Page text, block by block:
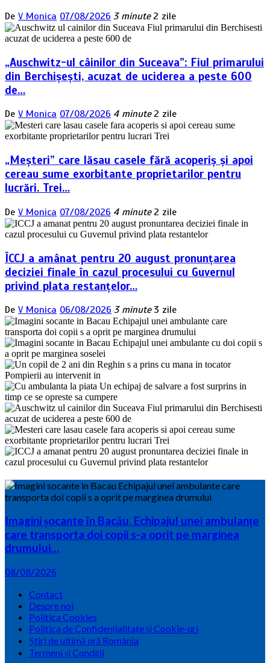
De V Monica 07/08/2026 3 minute 2 zile
„Auschwitz-ul câinilor din Suceava”: Fiul primarului
din Berchișești, acuzat de uciderea a peste 600
de…
De V Monica 07/08/2026 4 minute 2 zile
„Meșteri” care lăsau casele fără acoperiș și apoi
cereau sume exorbitante proprietarilor pentru
lucrări. Trei…
De V Monica 07/08/2026 4 minute 2 zile
ÎCCJ a amânat pentru 20 august pronunțarea
deciziei finale în cazul procesului cu Guvernul
privind plata restanțelor…
De V Monica 06/08/2026 3 minute 3 zile
Imagini șocante în Bacău. Echipajul unei ambulanțe
care transporta doi copii s-a oprit pe marginea
drumului…
08/08/2026
Contact
Despre noi
Politica Cookies
Politica de Confidențialitate și Cookie-uri
Știri de ultimă oră România
Termeni și Condiții